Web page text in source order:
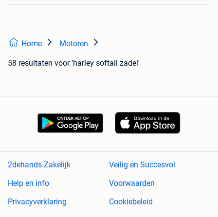
Home Motoren
58 resultaten voor 'harley softail zadel'
2dehands Zakelijk
Veilig en Succesvol
Help en info
Voorwaarden
Privacyverklaring
Cookiebeleid